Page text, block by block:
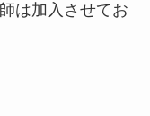
は加入させてお